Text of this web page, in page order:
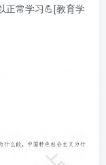
正常学习💪[教育学